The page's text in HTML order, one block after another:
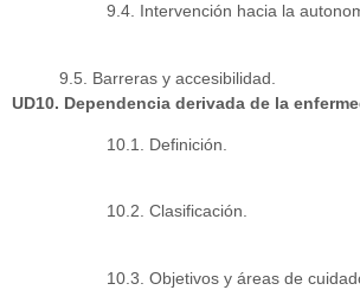
9.4. Intervención hacia la
9.5. Barreras y accesibilidad.
UD10. Dependencia derivada de la
10.1. Definición.
10.2. Clasificación.
10.3. Objetivos y áreas de